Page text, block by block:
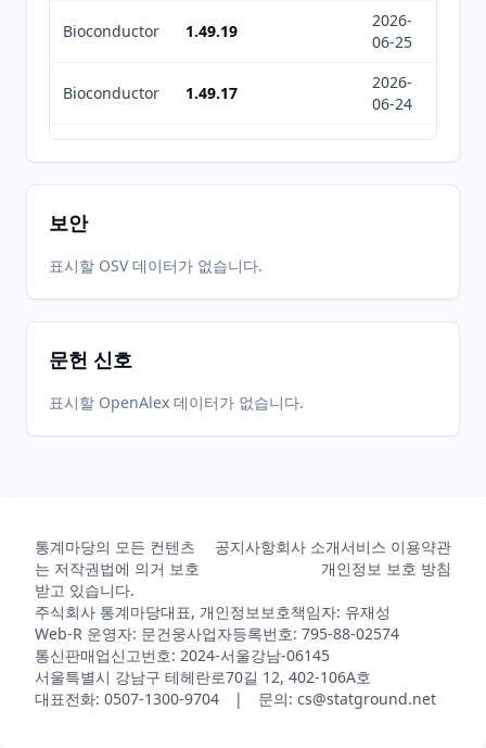
Bioconductor 1.49.19
2026-
06-25
Bioconductor 1.49.17
2026-
06-24
2026-
06-19
06-20
Bioconductor
Bioconductor 1.48.1
08-07
2026-
2026-
보안
표시할 OSV 데이터가 없습니다.
문헌 신호
표시할 OpenAlex 데이터가 없습니다.
통계마당의 모든 컨텐츠
는 저작권법에 의거 보호
받고 있습니다.
공지사항회사 소개서비스 이용약관
개인정보 보호 방침
주식회사 통계마당대표, 개인정보보호책임자: 유재성
Web-R 운영자: 문건웅사업자등록번호: 795-88-02574
통신판매업신고번호: 2024-서울강남-06145
서울특별시 강남구 테헤란로70길 12, 402-106A호
대표전화: 0507-1300-9704 | 문의: cs@statground.net